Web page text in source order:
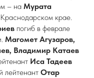
– на Мурата
крае.
погиб в феврале
Магомет Агузаров,
Владимир Катаев
Иса Тадеев
лейтенант Отар